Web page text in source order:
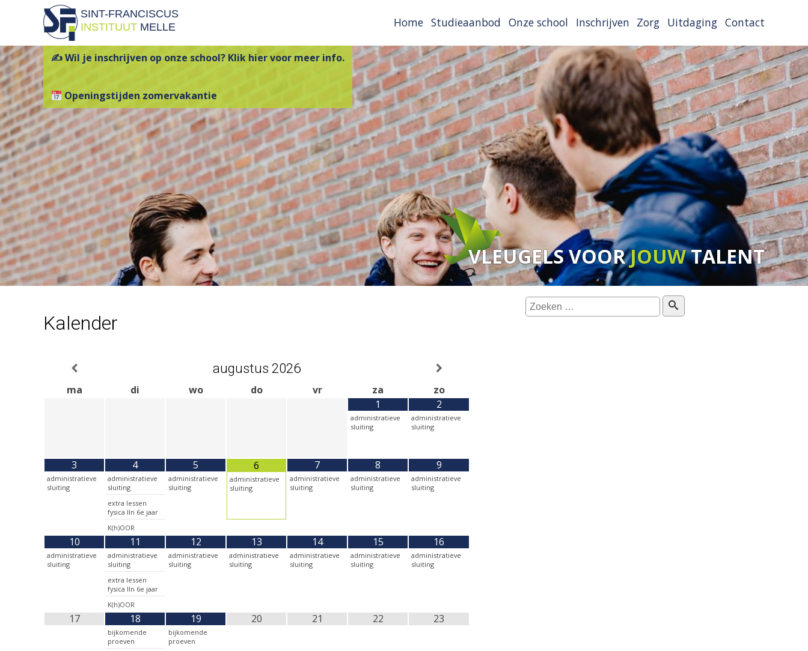
SINT-FRANCISCUS
INSTITUUT MELLE Home Studieaanbod Onze school Inschrijven Zorg Uitdaging Contact
✍ Wil je inschrijven op onze school? Klik hier voor meer info.
Openingstijden zomervakantie
VLEUGELS VOORJOUWTALENT
Kalender
augustus 2026
ma di wo do vr za
zo
1
administratieve
sluiting
2
administratieve
sluiting
3
administratieve
sluiting
4
administratieve
sluiting
extra lessen
fysica lln 6e jaar
K(h)OOR
5
administratieve
sluiting
6
administratieve
sluiting
7
administratieve
sluiting
8
administratieve
sluiting
9
administratieve
sluiting
10
administratieve
sluiting
11
administratieve
sluiting
extra lessen
fysica lln 6e jaar
K(h)OOR
12
administratieve
sluiting
13
administratieve
sluiting
14
administratieve
sluiting
15
administratieve
sluiting
16
administratieve
sluiting
17 18
bijkomende
proeven
19
bijkomende
proeven
20 21 22 23